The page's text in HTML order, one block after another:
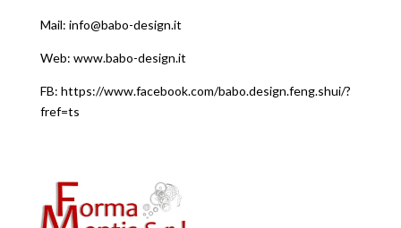
Mail: info@babo-design.it
Web: www.babo-design.it
FB: https://www.facebook.com/babo.design.feng.shui/?
fref=ts